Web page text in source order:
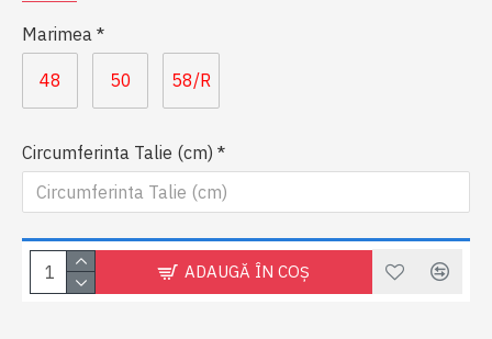
Marimea
48 50 58/R
Circumferinta Talie (cm)
ADAUGĂ ÎN COŞ